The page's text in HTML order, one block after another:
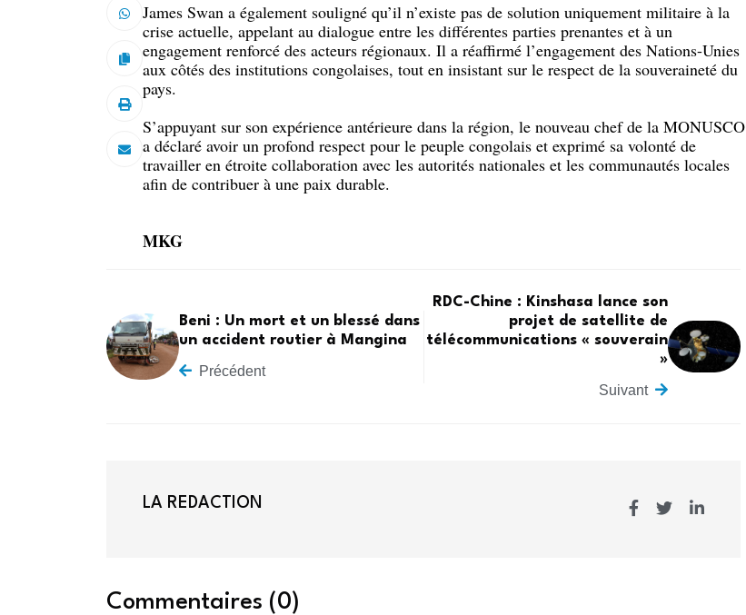
James Swan a également souligné qu’il n’existe pas de solution uniquement militaire à la
crise actuelle, appelant au dialogue entre les différentes parties prenantes et à un
engagement renforcé des acteurs régionaux. Il a réaffirmé l’engagement des Nations-Unies
aux côtés des institutions congolaises, tout en insistant sur le respect de la souveraineté du
pays.
S’appuyant sur son expérience antérieure dans la région, le nouveau chef de la MONUSCO
a déclaré avoir un profond respect pour le peuple congolais et exprimé sa volonté de
travailler en étroite collaboration avec les autorités nationales et les communautés locales
afin de contribuer à une paix durable.
MKG
Beni : Un mort et un blessé dans
un accident routier à Mangina
Précédent
RDC-Chine : Kinshasa lance son
projet de satellite de
télécommunications « souverain
»
Suivant
LA REDACTION
Commentaires (0)